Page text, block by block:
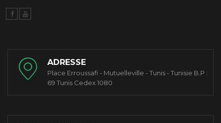
ADRESSE
Place Erroussafi - Mutuelleville - Tunis - Tunisie B.P :
69 Tunis Cedex 1080